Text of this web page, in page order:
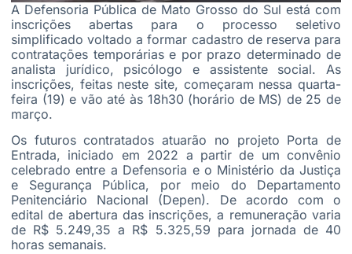
A Defensoria Pública de Mato Grosso do Sul está com
inscrições abertas para o processo seletivo
simplificado voltado a formar cadastro de reserva para
contratações temporárias e por prazo determinado de
analista jurídico, psicólogo e assistente social. As
inscrições, feitas neste site, começaram nessa quarta-
feira (19) e vão até às 18h30 (horário de MS) de 25 de
março.
Os futuros contratados atuarão no projeto Porta de
Entrada, iniciado em 2022 a partir de um convênio
celebrado entre a Defensoria e o Ministério da Justiça
e Segurança Pública, por meio do Departamento
Penitenciário Nacional (Depen). De acordo com o
edital de abertura das inscrições, a remuneração varia
de R$ 5.249,35 a R$ 5.325,59 para jornada de 40
horas semanais.